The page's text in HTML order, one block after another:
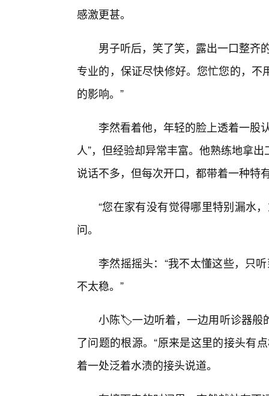
感激更甚。
男子听后，笑了笑，露出一口整齐
专业的，保证尽快修好。您忙您的，
的影响。”
李然看着他，年轻的脸上透着一股
人”，但经验却异常丰富。他熟练地拿
说话不多，但每次开口，都带着一种特
“您在家有没有觉得哪里特别漏水
问。
李然摇摇头：“我不太懂这些，只
不太稳。”
小陈🏷️一边听着，一边用听诊器般
了问题的根源。“原来是这里的接头有
着一处泛着水渍的接头说道。